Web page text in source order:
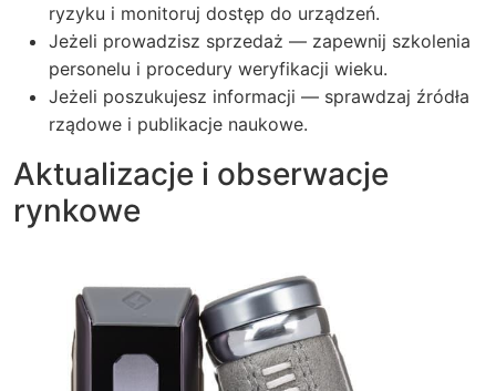
ryzyku i monitoruj dostęp do urządzeń.
Jeżeli prowadzisz sprzedaż — zapewnij szkolenia
personelu i procedury weryfikacji wieku.
Jeżeli poszukujesz informacji — sprawdzaj źródła
rządowe i publikacje naukowe.
Aktualizacje i obserwacje
rynkowe